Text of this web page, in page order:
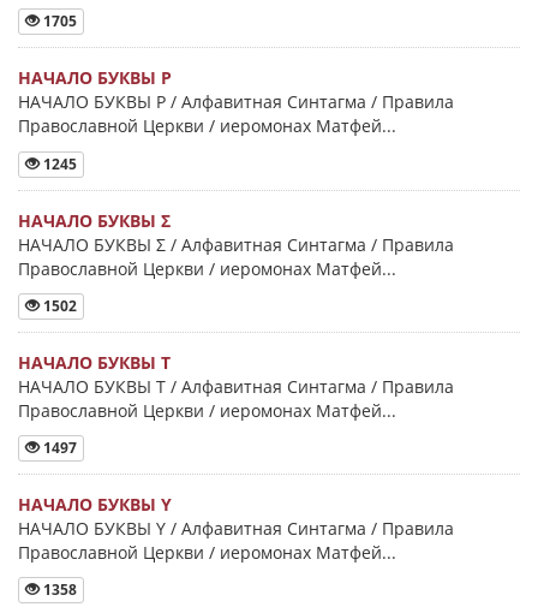
1705
НАЧАЛО БУКВЫ Ρ
НАЧАЛО БУКВЫ Ρ / Алфавитная Синтагма / Правила
Православной Церкви / иеромонах Матфей...
1245
НАЧАЛО БУКВЫ Σ
НАЧАЛО БУКВЫ Σ / Алфавитная Синтагма / Правила
Православной Церкви / иеромонах Матфей...
1502
НАЧАЛО БУКВЫ Τ
НАЧАЛО БУКВЫ Τ / Алфавитная Синтагма / Правила
Православной Церкви / иеромонах Матфей...
1497
НАЧАЛО БУКВЫ Y
НАЧАЛО БУКВЫ Y / Алфавитная Синтагма / Правила
Православной Церкви / иеромонах Матфей...
1358